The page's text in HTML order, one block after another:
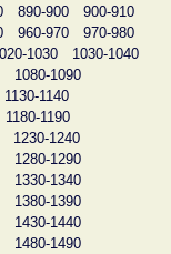
890-900
900-910
960-970
970-980
1030
1030-1040
1080-1090
1130-1140
1180-1190
1230-1240
1280-1290
1330-1340
1380-1390
1430-1440
1480-1490